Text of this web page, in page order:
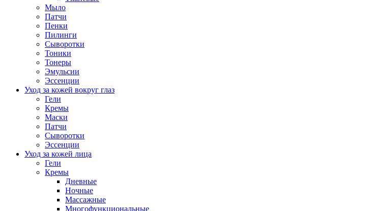
Мыло
Патчи
Пенки
Пилинги
Сыворотки
Тоники
Тонеры
Эмульсии
Эссенции
Уход за кожей вокруг глаз
Гели
Кремы
Маски
Патчи
Сыворотки
Эссенции
Уход за кожей лица
Гели
Кремы
Дневные
Ночные
Массажные
Многофункциональные